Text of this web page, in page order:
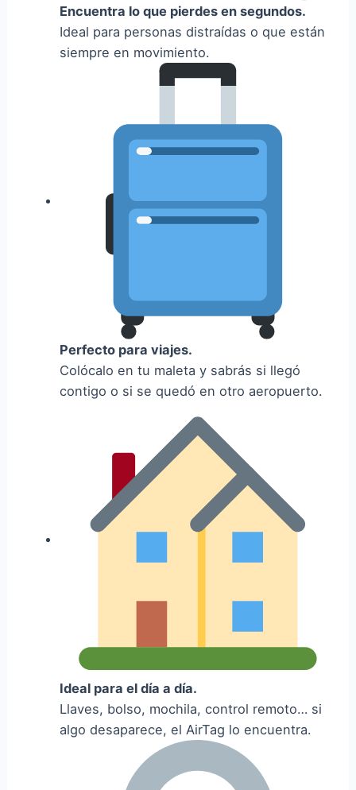
Encuentra lo que pierdes en segundos.
Ideal para personas distraídas o que están
siempre en movimiento.
Perfecto para viajes.
Colócalo en tu maleta y sabrás si llegó
contigo o si se quedó en otro aeropuerto.
Ideal para el día a día.
Llaves, bolso, mochila, control remoto… si
algo desaparece, el AirTag lo encuentra.